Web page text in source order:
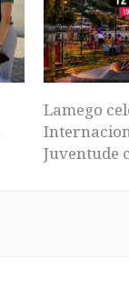
Lamego
Juventude